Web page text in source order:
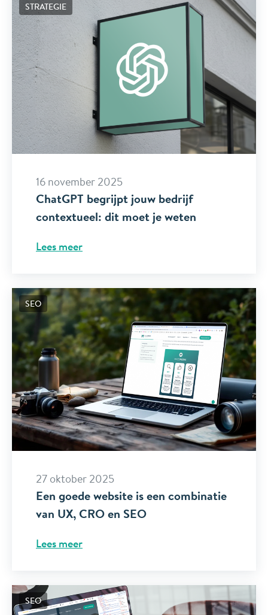
STRATEGIE
16 november 2025
ChatGPT begrijpt jouw bedrijf
contextueel: dit moet je weten
Lees meer
SEO
27 oktober 2025
Een goede website is een combinatie
van UX, CRO en SEO
Lees meer
SEO